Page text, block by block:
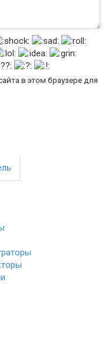
в этом браузере для